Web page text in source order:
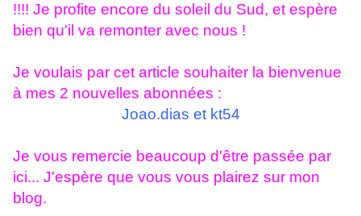
!!!! Je profite encore du soleil du Sud, et espère
bien qu'il va remonter avec nous !
Je voulais par cet article souhaiter la bienvenue
à mes 2 nouvelles abonnées :
Joao.dias et kt54
Je vous remercie beaucoup d'être passée par
ici... J'espère que vous vous plairez sur mon
blog.